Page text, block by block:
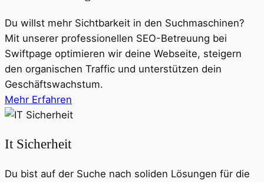
Du willst mehr Sichtbarkeit in den Suchmaschinen?
Mit unserer professionellen SEO-Betreuung bei
Swiftpage optimieren wir deine Webseite, steigern
den organischen Traffic und unterstützen dein
Geschäftswachstum.
Mehr Erfahren
It Sicherheit
Du bist auf der Suche nach soliden Lösungen für die